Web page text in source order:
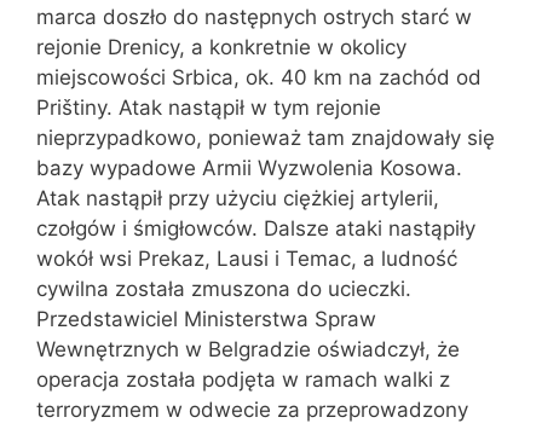
marca doszło do następnych ostrych starć w
rejonie Drenicy, a konkretnie w okolicy
miejscowości Srbica, ok. 40 km na zachód od
Prištiny. Atak nastąpił w tym rejonie
nieprzypadkowo, ponieważ tam znajdowały się
bazy wypadowe Armii Wyzwolenia Kosowa.
Atak nastąpił przy użyciu ciężkiej artylerii,
czołgów i śmigłowców. Dalsze ataki nastąpiły
wokół wsi Prekaz, Lausi i Temac, a ludność
cywilna została zmuszona do ucieczki.
Przedstawiciel Ministerstwa Spraw
Wewnętrznych w Belgradzie oświadczył, że
operacja została podjęta w ramach walki z
terroryzmem w odwecie za przeprowadzony